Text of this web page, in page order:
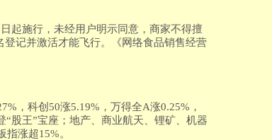
起施行，未经用户明示同意，商家不得擅
记并激活才能飞行。《网络食品销售经营
，科创50涨5.19%，万得全A涨0.25%，
股王”宝座；地产、商业航天、锂矿、机器
涨超15%。